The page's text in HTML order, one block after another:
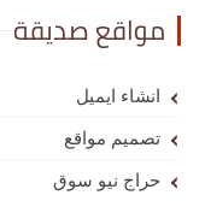
مواقع صديقة
انشاء ايميل
تصميم مواقع
حراج نيو سوق